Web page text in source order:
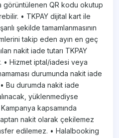
görüntülenen QR kodu okutup
• TKPAY dijital kart ile
şekilde tamamlanmasının
takip eden ayın en geç
nakit iade tutarı TKPAY
• Hizmet iptal/iadesi veya
durumunda nakit iade
Bu durumda nakit iade
yüklenmediyse
kapsamında
nakit olarak çekilemez
edilemez. • Halalbooking